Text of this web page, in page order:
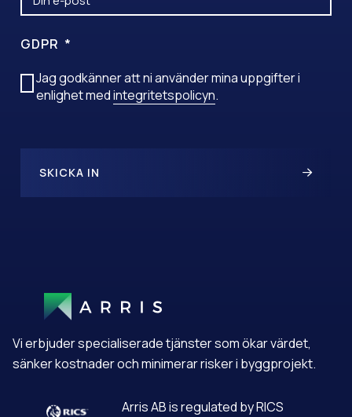
GDPR
Jag godkänner att ni använder mina uppgifter i
enlighet medintegritetspolicyn.
SKICKA IN
I
V
Vi erbjuder specialiserade tjänster som ökar värdet,
sänker kostnader och minimerar risker i byggprojekt.
Arris AB is regulated by RICS